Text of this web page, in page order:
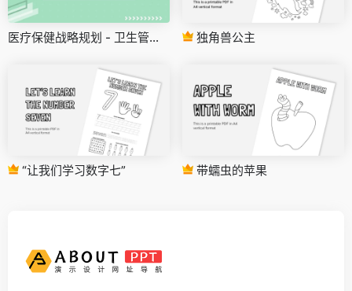
医疗保健战略规划 - 卫生管理理学硕士 独角兽公主
“让我们学习数字七” 带蠕虫的苹果